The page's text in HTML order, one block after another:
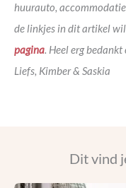
huurauto,
de linkjes in dit artikel
pagina. Heel erg bedankt
Liefs, Kimber & Saskia
Dit vind